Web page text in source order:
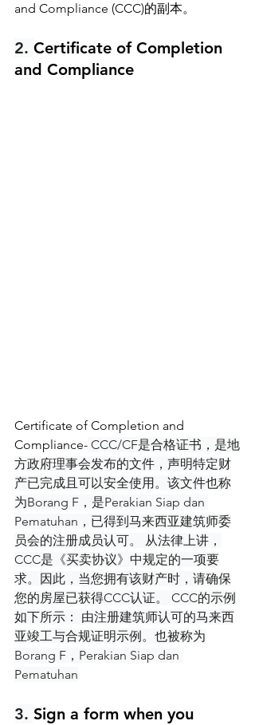
and Compliance (CCC)的副 本。
2. Certificate of Completion
and Compliance
Certificate of Completion and
Compliance- CCC/CF是合格证书，是地
方政府理事会发布的文件，声明特定财
产已完成且可以安全使用。该文件也称
为Borang F，是Perakian Siap dan
Pematuhan，已得到马来西亚建筑师委
员会的注册成员认可。 从法律上讲，
CCC是《买卖协议》中规定的一项要
求。因此，当您拥有该财产时，请确保
您的房屋已获得CCC认证。 CCC的示例
如下所示： 由注册建筑师认可的马来西
亚竣工与合规证明示例。也被称为
Borang F，Perakian Siap dan
Pematuhan
3. Sign a form when you